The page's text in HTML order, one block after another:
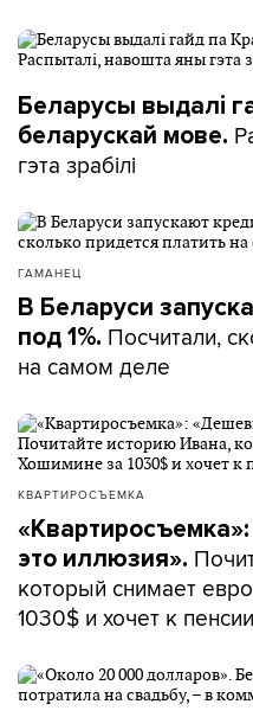
Беларусы выдалі
беларускай мове.
гэта зрабілі
ГАМАНЕЦ
В Беларуси
под 1%. Посчитали,
на самом деле
КВАРТИРОСЪЕМКА
это иллюзия».
который снимает
1030$ и хочет к